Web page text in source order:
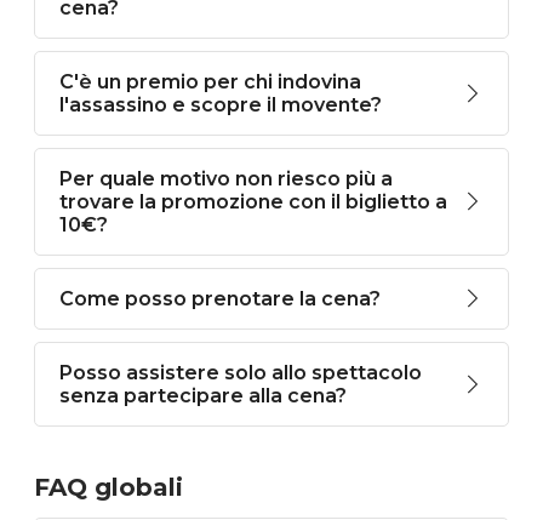
cena?
C'è un premio per chi indovina
l'assassino e scopre il movente?
Per quale motivo non riesco più a
trovare la promozione con il biglietto a
10€?
Come posso prenotare la cena?
Posso assistere solo allo spettacolo
senza partecipare alla cena?
FAQ globali